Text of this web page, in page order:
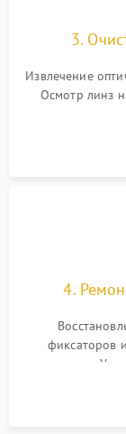
3.
Извлечение
Осмотр линз
покрытия или
4.
фиксаторов
поправок.
поврежденных